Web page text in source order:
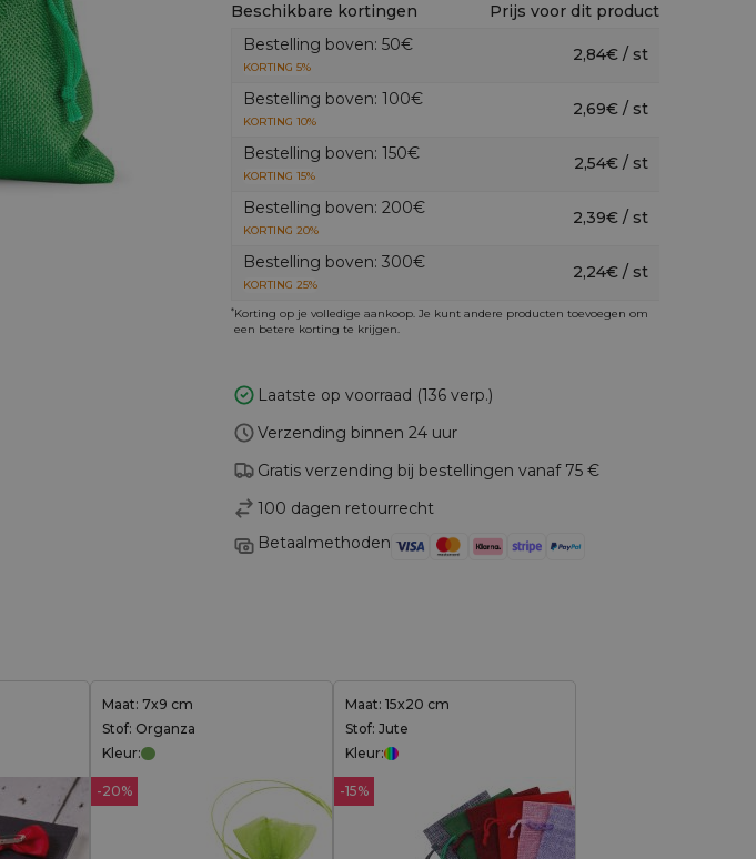
Beschikbare kortingen
Prijs voor dit product
Bestelling boven: 50€
KORTING 5%
2,84€ / st
Bestelling boven: 100€
KORTING 10%
2,69€ / st
Bestelling boven: 150€
KORTING 15%
2,54€ / st
Bestelling boven: 200€
KORTING 20%
2,39€ / st
Bestelling boven: 300€
KORTING 25%
2,24€ / st
*Korting op je volledige aankoop. Je kunt andere producten toevoegen om
een betere korting te krijgen.
Laatste op voorraad (136 verp.)
Verzending binnen 24 uur
Gratis verzending bij bestellingen vanaf 75 €
100 dagen retourrecht
Betaalmethoden
Maat: 7x9 cm
Stof: Organza
Kleur:
-20%
Maat: 15x20 cm
Stof: Jute
Kleur:
-15%